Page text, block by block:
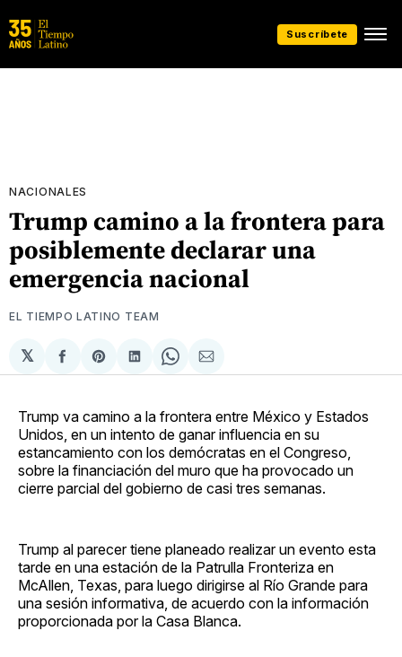
Suscríbete
NACIONALES
Trump camino a la frontera para
posiblemente declarar una
emergencia nacional
EL TIEMPO LATINO TEAM
𝕏
Compartir
en
Share
on
Compartir
en
Share
on
Compartir
via
Trump va camino a la frontera entre México y Estados
Unidos, en un intento de ganar influencia en su
estancamiento con los demócratas en el Congreso,
sobre la financiación del muro que ha provocado un
cierre parcial del gobierno de casi tres semanas.
Trump al parecer tiene planeado realizar un evento esta
tarde en una estación de la Patrulla Fronteriza en
McAllen, Texas, para luego dirigirse al Río Grande para
una sesión informativa, de acuerdo con la información
proporcionada por la Casa Blanca.